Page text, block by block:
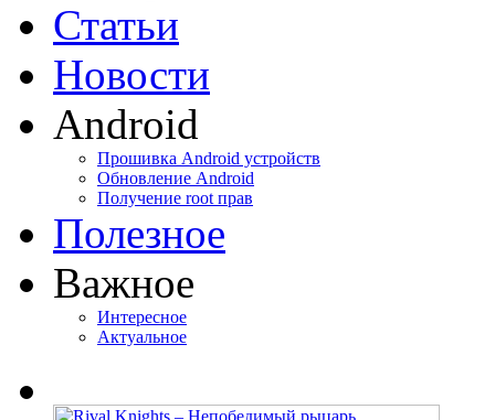
Статьи
Новости
Android
Прошивка Android устройств
Обновление Android
Получение root прав
Полезное
Важное
Интересное
Актуальное